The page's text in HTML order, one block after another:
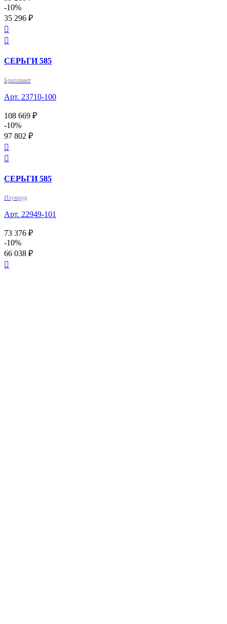
-10%
35 296 ₽


СЕРЬГИ 585
Бриллиант
Арт. 23710-100
108 669 ₽
-10%
97 802 ₽


СЕРЬГИ 585
Изумруд
Арт. 22949-101
73 376 ₽
-10%
66 038 ₽
